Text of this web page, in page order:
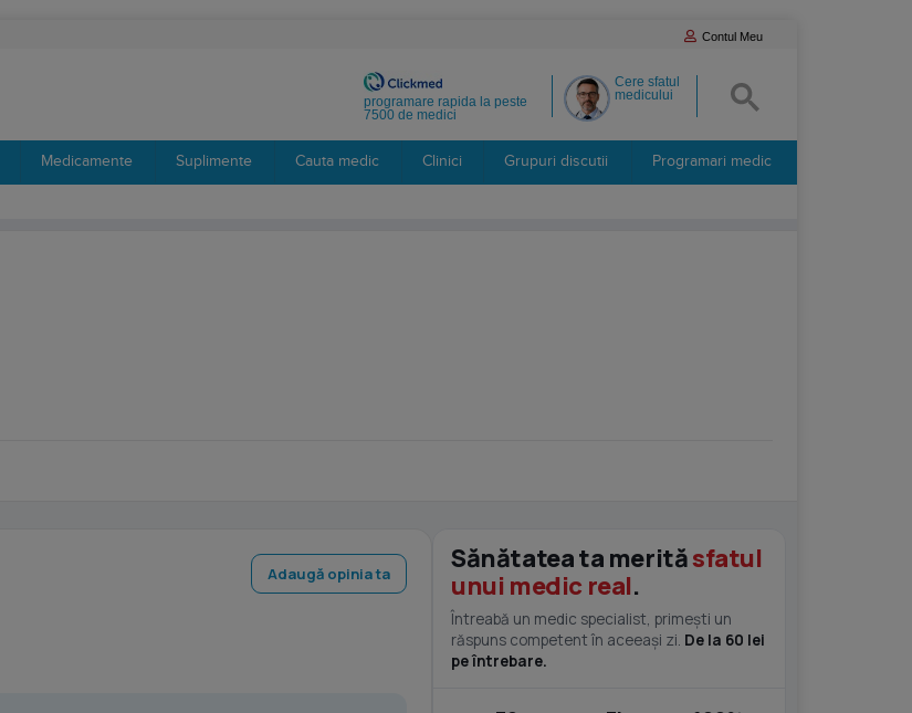
Contul Meu
Cere sfatul
medicului
programare rapida la peste
7500 de medici
Medicamente Suplimente Cauta medic Clinici Grupuri discutii Programari medic
Adaugă opinia ta Sănătatea ta merităsfatul
unui medic real.
Întreabă un medic specialist, primești un
răspuns competent în aceeași zi. De la 60 lei
pe întrebare.